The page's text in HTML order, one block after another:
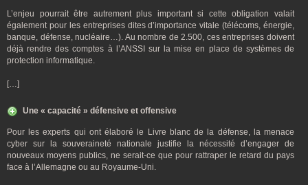
L’enjeu pourrait être autrement plus important si cette obligation valait
également pour les entreprises dites d’importance vitale (télécoms, énergie,
banque, défense, nucléaire…). Au nombre de 2.500, ces entreprises doivent
déjà rendre des comptes à l’ANSSI sur la mise en place de systèmes de
protection informatique.
[…]
Une « capacité » défensive et offensive
Pour les experts qui ont élaboré le Livre blanc de la défense, la menace
cyber sur la souveraineté nationale justifie la nécessité d’engager de
nouveaux moyens publics, ne serait-ce que pour rattraper le retard du pays
face à l’Allemagne ou au Royaume-Uni.